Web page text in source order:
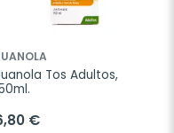
Tos Adultos,
€